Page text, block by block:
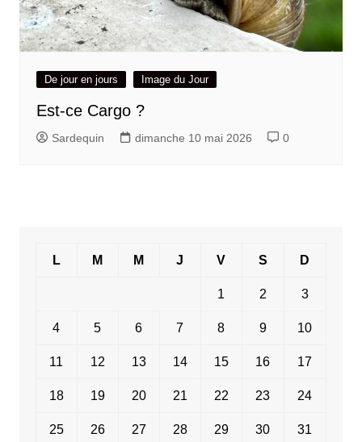
De jour en jours Image du Jour
Est-ce Cargo ?
Sardequin dimanche 10 mai 2026 0
L M M J V S D
1 2 3
4 5 6 7 8 9 10
11 12 13 14 15 16 17
18 19 20 21 22 23 24
25 26 27 28 29 30 31